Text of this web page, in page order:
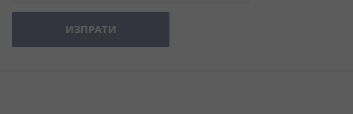
ИЗПРАТИ